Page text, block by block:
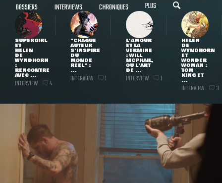
DOSSIERS INTERVIEWS CHRONIQUES PLUS
SUPERGIRL
ET
HELEN
DE
WYNDHORN
:
RENCONTRE
AVEC ...
INTERVIEW 4
"CHAQUE
AUTEUR
S'INSPIRE
DU
MONDE
RÉEL" :
...
INTERVIEW 1
L'AMOUR
ET LA
VERMINE
: WILL
MCPHAIL,
OU L'ART
DE ...
INTERVIEW 1
HELEN
DE
WYNDHORN
ET
WONDER
WOMAN :
TOM
KING ET
...
INTERVIEW 3